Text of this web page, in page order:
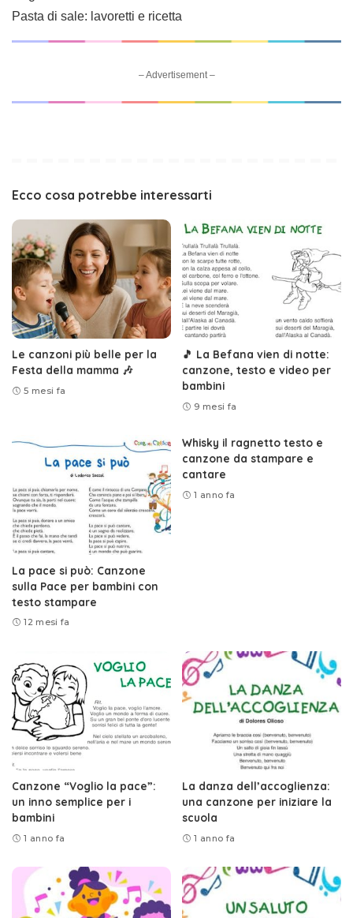
Pasta di sale: lavoretti e ricetta
– Advertisement –
Ecco cosa potrebbe interessarti
Le canzoni più belle per la
Festa della mamma 🎶
5 mesi fa
🎵 La Befana vien di notte:
canzone, testo e video per
bambini
9 mesi fa
La pace si può: Canzone
sulla Pace per bambini con
testo stampare
12 mesi fa
Whisky il ragnetto testo e
canzone da stampare e
cantare
1 anno fa
Canzone “Voglio la pace”:
un inno semplice per i
bambini
1 anno fa
La danza dell’accoglienza:
una canzone per iniziare la
scuola
1 anno fa